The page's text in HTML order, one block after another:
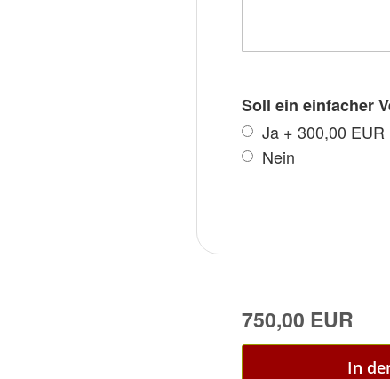
Soll ein einfacher
Ja + 300,00 EUR
Nein
750,00 EUR
In